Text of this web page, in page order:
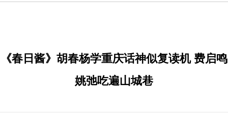
《春日酱》胡春杨学重庆话神似复读机 费启鸣
姚弛吃遍山城巷